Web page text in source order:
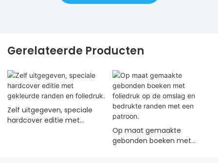
Gerelateerde Producten
Zelf uitgegeven, speciale
hardcover editie met
Op maat gemaakte
gebonden boeken met